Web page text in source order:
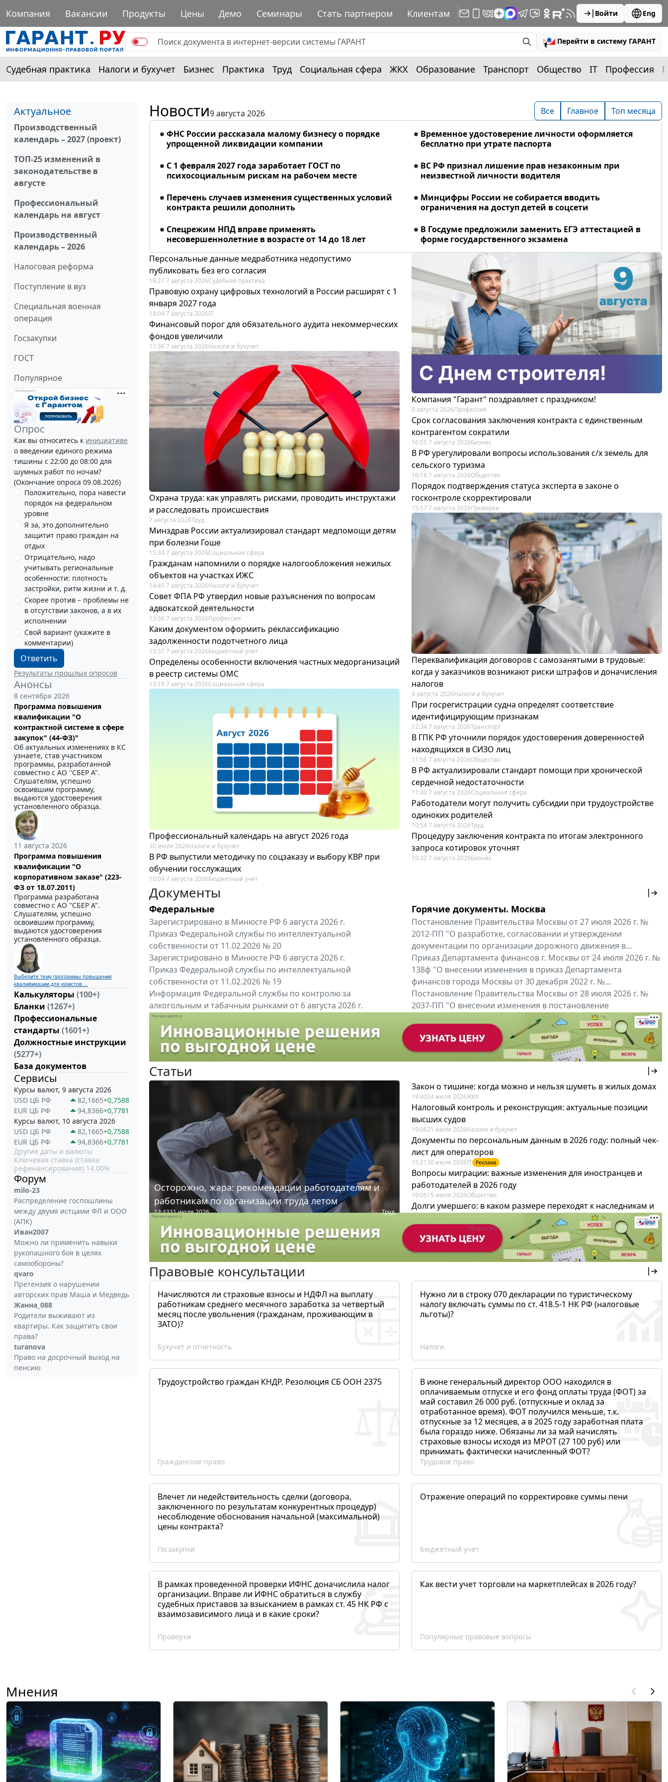
Компания Вакансии Продукты Цены Демо Семинары Стать партнером Клиентам Войти Eng
Перейти в систему ГАРАНТ
Судебная практика Налоги и бухучет Бизнес Практика Труд Социальная сфера ЖКХ Образование Транспорт Общество IT Профессия
Актуальное
Производственный
календарь – 2027 (проект)
ТОП-25 изменений в
законодательстве в
августе
Профессиональный
календарь на август
Производственный
календарь – 2026
Налоговая реформа
Поступление в вуз
Специальная военная
операция
Госзакупки
ГОСТ
Популярное
Опрос
Как вы относитесь к инициативе
о введении единого режима
тишины с 22:00 до 08:00 для
шумных работ по ночам?
(Окончание опроса 09.08.2026)
Положительно, пора навести
порядок на федеральном
уровне
Я за, это дополнительно
защитит право граждан на
отдых
Отрицательно, надо
учитывать региональные
особенности: плотность
застройки, ритм жизни и т. д.
Скорее против – проблемы не
в отсутствии законов, а в их
исполнении
Свой вариант (укажите в
комментарии)
Ответить
Результаты прошлых опросов
Анонсы
8 сентября 2026
Программа повышения
квалификации "О
контрактной системе в сфере
закупок" (44-ФЗ)"
Об актуальных изменениях в КС
узнаете, став участником
программы, разработанной
совместно с АО ''СБЕР А".
Слушателям, успешно
освоившим программу,
выдаются удостоверения
установленного образца.
11 августа 2026
Программа повышения
квалификации "О
корпоративном заказе" (223-
ФЗ от 18.07.2011)
Программа разработана
совместно с АО ''СБЕР А".
Слушателям, успешно
освоившим программу,
выдаются удостоверения
установленного образца.
Выберите тему программы повышения
квалификации для юристов ...
Калькуляторы (100+)
Бланки (1267+)
Профессиональные
стандарты (1601+)
Должностные инструкции
(5277+)
База документов
Сервисы
Курсы валют, 9 августа 2026
USD ЦБ РФ
82,1665+0,7588
EUR ЦБ РФ
94,8366+0,7781
Курсы валют, 10 августа 2026
USD ЦБ РФ
82,1665+0,7588
EUR ЦБ РФ
94,8366+0,7781
Другие даты и валюты
Ключевая ставка (ставка
рефинансирования) 14.00%
Форум
milo-23
Распределение госпошлины
между двумя истцами ФЛ и ООО
(АПК)
Иван2007
Можно ли применить навыки
рукопашного боя в целях
самообороны?
qvaro
Претензия о нарушении
авторских прав Маша и Медведь
Жанна_088
Родители выживают из
квартиры. Как защитить свои
права?
turanova
Право на досрочный выход на
пенсию
Новости9 августа 2026 Все Главное Топ месяца
ФНС России рассказала малому бизнесу о порядке
упрощенной ликвидации компании
Временное удостоверение личности оформляется
бесплатно при утрате паспорта
С 1 февраля 2027 года заработает ГОСТ по
психосоциальным рискам на рабочем месте
ВС РФ признал лишение прав незаконным при
неизвестной личности водителя
Перечень случаев изменения существенных условий
контракта решили дополнить
Минцифры России не собирается вводить
ограничения на доступ детей в соцсети
Спецрежим НПД вправе применять
несовершеннолетние в возрасте от 14 до 18 лет
В Госдуме предложили заменить ЕГЭ аттестацией в
форме государственного экзамена
Персональные данные медработника недопустимо
публиковать без его согласия
18:27 7 августа 2026Судебная практика
Правовую охрану цифровых технологий в России расширят с 1
января 2027 года
18:04 7 августа 2026IT
Финансовый порог для обязательного аудита некоммерческих
фондов увеличили
17:36 7 августа 2026Налоги и бухучет
Охрана труда: как управлять рисками, проводить инструктажи
и расследовать происшествия
7 августа 2026Труд
Минздрав России актуализировал стандарт медпомощи детям
при болезни Гоше
15:34 7 августа 2026Социальная сфера
Гражданам напомнили о порядке налогообложения нежилых
объектов на участках ИЖС
14:45 7 августа 2026Налоги и бухучет
Совет ФПА РФ утвердил новые разъяснения по вопросам
адвокатской деятельности
13:56 7 августа 2026Профессия
Каким документом оформить реклассификацию
задолженности подотчетного лица
13:37 7 августа 2026Бюджетный учет
Определены особенности включения частных медорганизаций
в реестр системы ОМС
13:19 7 августа 2026Социальная сфера
Профессиональный календарь на август 2026 года
30 июля 2026Налоги и бухучет
В РФ выпустили методичку по соцзаказу и выбору КВР при
обучении госслужащих
10:04 7 августа 2026Бюджетный учет
Компания "Гарант" поздравляет с праздником!
9 августа 2026Профессия
Срок согласования заключения контракта с единственным
контрагентом сократили
16:55 7 августа 2026Бизнес
В РФ урегулировали вопросы использования с/х земель для
сельского туризма
16:18 7 августа 2026Общество
Порядок подтверждения статуса эксперта в законе о
госконтроле скорректировали
15:57 7 августа 2026Проверки
Переквалификация договоров с самозанятыми в трудовые:
когда у заказчиков возникают риски штрафов и доначисления
налогов
4 августа 2026Налоги и бухучет
При госрегистрации судна определят соответствие
идентифицирующим признакам
12:34 7 августа 2026Транспорт
В ГПК РФ уточнили порядок удостоверения доверенностей
находящихся в СИЗО лиц
11:56 7 августа 2026Общество
В РФ актуализировали стандарт помощи при хронической
сердечной недостаточности
11:40 7 августа 2026Социальная сфера
Работодатели могут получить субсидии при трудоустройстве
одиноких родителей
10:54 7 августа 2026Труд
Процедуру заключения контракта по итогам электронного
запроса котировок уточнят
10:32 7 августа 2026Бизнес
Документы
Федеральные
Зарегистрировано в Минюсте РФ 6 августа 2026 г.
Приказ Федеральной службы по интеллектуальной
собственности от 11.02.2026 № 20
Зарегистрировано в Минюсте РФ 6 августа 2026 г.
Приказ Федеральной службы по интеллектуальной
собственности от 11.02.2026 № 19
Информация Федеральной службы по контролю за
алкогольным и табачным рынками от 6 августа 2026 г.
"Вниманию производителей и импортёров алкогольной...
Все федеральные документы
Горячие документы. Москва
Постановление Правительства Москвы от 27 июля 2026 г. №
2012-ПП "О разработке, согласовании и утверждении
документации по организации дорожного движения в...
Приказ Департамента финансов г. Москвы от 24 июля 2026 г. №
138ф "О внесении изменения в приказ Департамента
финансов города Москвы от 30 декабря 2022 г. №...
Постановление Правительства Москвы от 28 июля 2026 г. №
2037-ПП "О внесении изменения в постановление
Правительства Москвы от 26 июля 2011 г. № 334-ПП"
Все региональные документы Мой регион ...
Статьи
Осторожно, жара: рекомендации работодателям и
работникам по организации труда летом
13:4331 июля 2026 Труд
Закон о тишине: когда можно и нельзя шуметь в жилых домах
19:4024 июля 2026ЖКХ
Налоговый контроль и реконструкция: актуальные позиции
высших судов
19:0621 июля 2026Налоги и бухучет
Документы по персональным данным в 2026 году: полный чек-
лист для операторов
15:21 30 июля 2026IT Реклама
Вопросы миграции: важные изменения для иностранцев и
работодателей в 2026 году
19:0515 июля 2026Общество
Долги умершего: в каком размере переходят к наследникам и
19:43 Общество
Правовые консультации
Начисляются ли страховые взносы и НДФЛ на выплату
работникам среднего месячного заработка за четвертый
месяц после увольнения (гражданам, проживающим в
ЗАТО)?
Бухучет и отчетность
Нужно ли в строку 070 декларации по туристическому
налогу включать суммы по ст. 418.5-1 НК РФ (налоговые
льготы)?
Налоги
Трудоустройство граждан КНДР. Резолюция СБ ООН 2375
Гражданское право
В июне генеральный директор ООО находился в
оплачиваемым отпуске и его фонд оплаты труда (ФОТ) за
май составил 26 000 руб. (отпускные и оклад за
отработанное время). ФОТ получился меньше, т.к.
отпускные за 12 месяцев, а в 2025 году заработная плата
была гораздо ниже. Обязаны ли за май начислять
страховые взносы исходя из МРОТ (27 100 руб) или
принимать фактически начисленный ФОТ?
Трудовое право
Влечет ли недействительность сделки (договора,
заключенного по результатам конкурентных процедур)
несоблюдение обоснования начальной (максимальной)
цены контракта?
Госзакупки
Отражение операций по корректировке суммы пени
Бюджетный учет
В рамках проведенной проверки ИФНС доначислила налог
организации. Вправе ли ИФНС обратиться в службу
судебных приставов за взысканием в рамках ст. 45 НК РФ с
взаимозависимого лица и в какие сроки?
Проверки
Как вести учет торговли на маркетплейсах в 2026 году?
Популярные правовые вопросы
Мнения